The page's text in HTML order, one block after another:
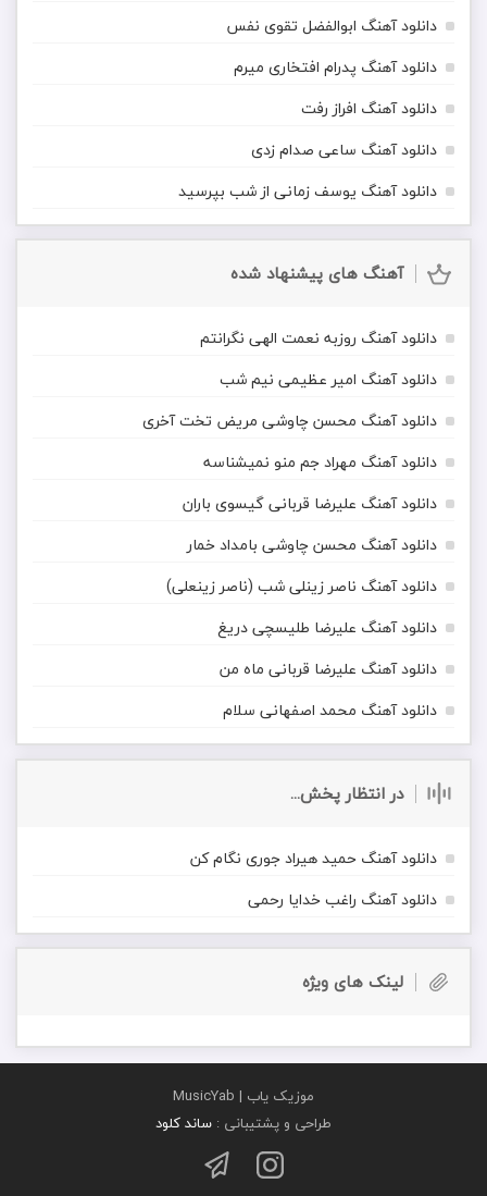
دانلود آهنگ ابوالفضل تقوی نفس
دانلود آهنگ پدرام افتخاری میرم
دانلود آهنگ افراز رفت
دانلود آهنگ ساعی صدام زدی
دانلود آهنگ یوسف زمانی از شب بپرسید
آهنگ های پیشنهاد شده
دانلود آهنگ روزبه نعمت الهی نگرانتم
دانلود آهنگ امیر عظیمی نیم شب
دانلود آهنگ محسن چاوشی مریض تخت آخری
دانلود آهنگ مهراد جم منو نمیشناسه
دانلود آهنگ علیرضا قربانی گیسوی باران
دانلود آهنگ محسن چاوشی بامداد خمار
دانلود آهنگ ناصر زینلی شب (ناصر زینعلی)
دانلود آهنگ علیرضا طلیسچی دریغ
دانلود آهنگ علیرضا قربانی ماه من
دانلود آهنگ محمد اصفهانی سلام
در انتظار پخش...
دانلود آهنگ حمید هیراد جوری نگام کن
دانلود آهنگ راغب خدایا رحمی
لینک های ویژه
موزیک یاب | MusicYab
طراحی و پشتیبانی : ساند کلود